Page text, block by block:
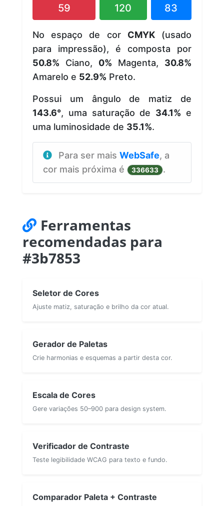
59 120 83
No espaço de cor CMYK(usado
para impressão), é composta por
50.8% Ciano, 0% Magenta, 30.8%
Amarelo e 52.9% Preto.
Possui um ângulo de matiz de
143.6°, uma saturação de 34.1% e
uma luminosidade de 35.1%.
Para ser mais WebSafe, a
cor mais próxima é
336633 .
Ferramentas
recomendadas para
#3b7853
Seletor de Cores
Ajuste matiz, saturação e brilho da cor atual.
Gerador de Paletas
Crie harmonias e esquemas a partir desta cor.
Escala de Cores
Gere variações 50–900 para design system.
Verificador de Contraste
Teste legibilidade WCAG para texto e fundo.
Comparador Paleta + Contraste